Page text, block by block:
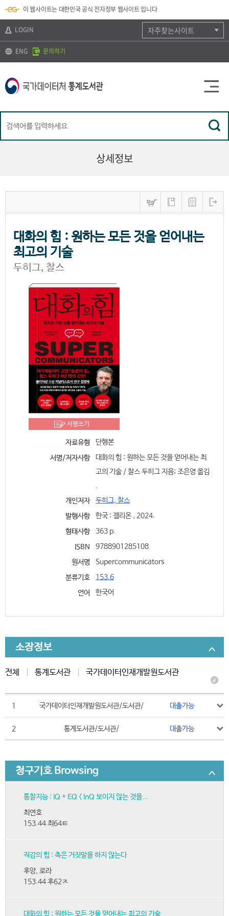
바
로
기
가
기
k
t
)
바
로
기
보
바
가
기
이 웹사이트는 대한민국 공식 전자정부 웹사이트 입니다
LOGIN
ENG 문의하기
자주찾는사이트
상세정보
대화의 힘 : 원하는 모든 것을 얻어내는
최고의 기술
두히그, 찰스
서평쓰기
자료유형
단행본
서명/저자사항
대화의 힘 : 원하는 모든 것을 얻어내는 최
고의 기술 / 찰스 두히그 지음; 조은영 옮김
.
개인저자
두히그, 찰스
발행사항
한국 : 갤리온 , 2024.
형태사항
363 p.
ISBN
9788901285108
원서명
Supercommunicators
분류기호
153.6
언어
한국어
소장정보
전체 통계도서관 국가데이터인재개발원도서관
1 국가데이터인재개발원도서관/도서관/ 대출가능
2 통계도서관/도서관/ 대출가능
청구기호 Browsing
통찰지능 : IQ + EQ < InQ 보이지 않는 것을...
최연호
153.44 최64ㅌ
직감의 힘 : 촉은 거짓말을 하지 않는다
후앙, 로라
153.44 후62ㅈ
대화의 힘 : 원하는 모든 것을 얻어내는 최고의 기술